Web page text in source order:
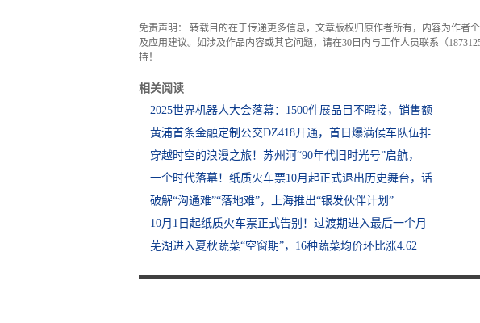
免责声明： 转载目的在于传递更多信息，文章版权归原作者所有，内容为作者
及应用建议。如涉及作品内容或其它问题，请在30日内与工作人员联系（
持！
相关阅读
2025世界机器人大会落幕：1500件展品目不暇接，销售额
黄浦首条金融定制公交DZ418开通，首日爆满候车队伍排
穿越时空的浪漫之旅！苏州河“90年代旧时光号”启航，
一个时代落幕！纸质火车票10月起正式退出历史舞台，话
破解“沟通难”“落地难”，上海推出“银发伙伴计划”
10月1日起纸质火车票正式告别！过渡期进入最后一个月
芜湖进入夏秋蔬菜“空窗期”，16种蔬菜均价环比涨4.62